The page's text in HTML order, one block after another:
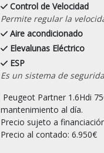
Control de Velocidad
Permite regular la
Aire acondicionado
Elevalunas Eléctrico
ESP
Es un sistema de
mantenimiento al día.
Precio sujeto a
Precio al contado: 6.950€